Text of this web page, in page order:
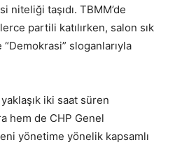
taşıdı. TBMM’de
partili katılırken, salon sık
“Demokrasi” sloganlarıyla
iki saat süren
hem de CHP Genel
yönetime yönelik kapsamlı